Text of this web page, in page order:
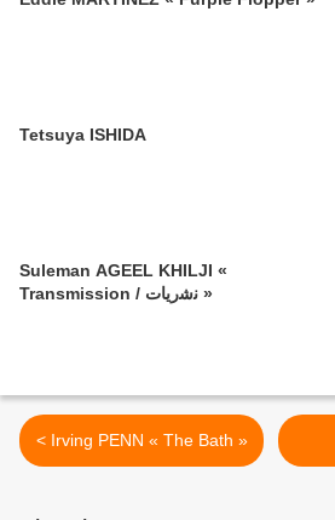
Tetsuya ISHIDA
Suleman AGEEL KHILJI «
Transmission / ﻧﺷرﯾﺎت »
< Irving PENN « The Bath »